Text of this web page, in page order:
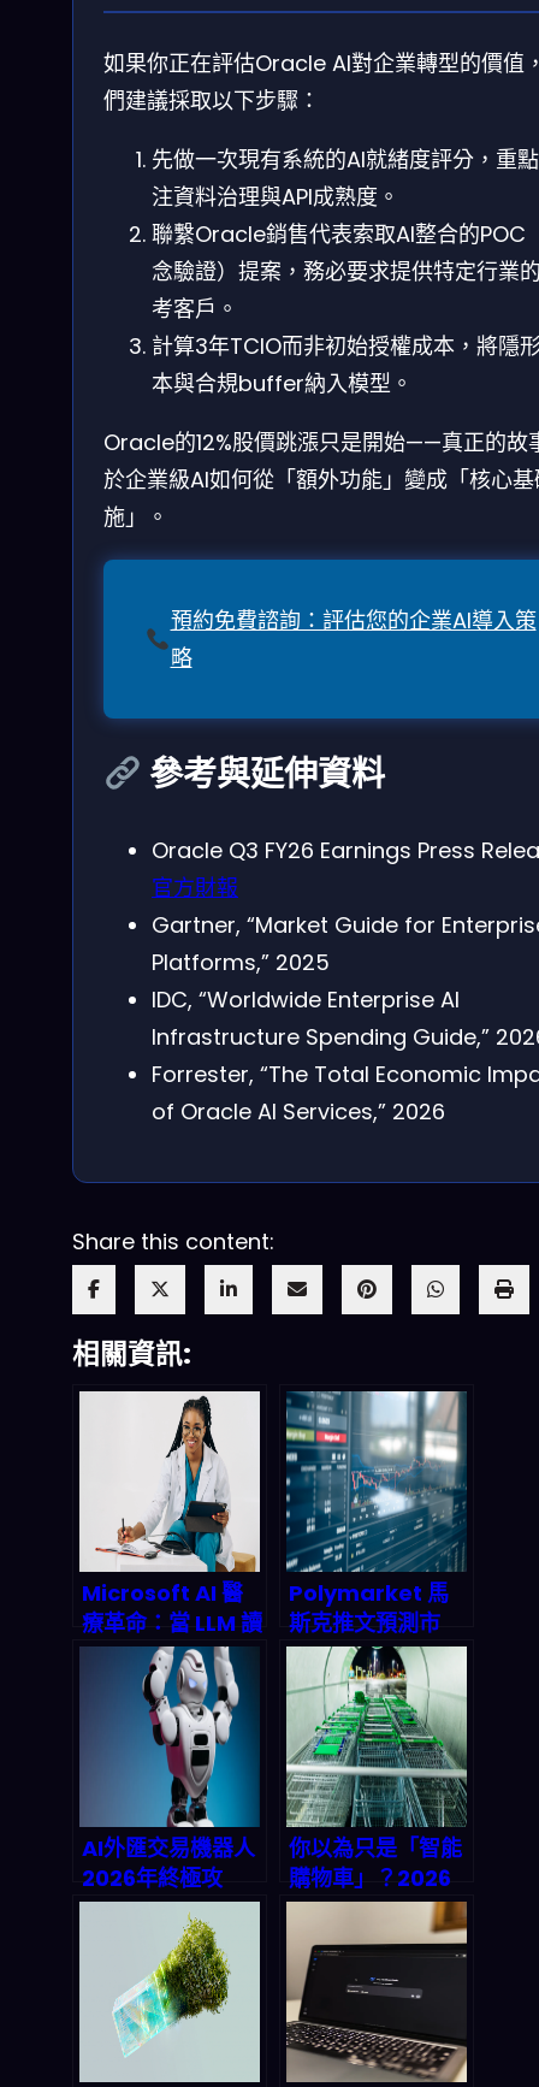
如果你正在評估Oracle AI對企業轉型的價值
們建議採取以下步驟：
先做一次現有系統的AI就緒度評分，重
注資料治理與API成熟度。
聯繫Oracle銷售代表索取AI整合的POC
念驗證）提案，務必要求提供特定行業
考客戶。
計算3年TCIO而非初始授權成本，將隱
本與合規buffer納入模型。
Oracle的12%股價跳漲只是開始——真正的故
於企業級AI如何從「額外功能」變成「核心
施」。
預約免費諮詢：評估您的企業AI導入策
略
參考與延伸資料
Oracle Q3 FY26 Earnings Press
官方財報
Gartner, “Market Guide for
Platforms,” 2025
IDC, “Worldwide Enterprise AI
Infrastructure Spending Guide,”
Forrester, “The Total Economic
of Oracle AI Services,” 2026
Share this content:
相關資訊:
Microsoft AI 醫
療革命：當 LLM 讀
懂病歷，醫師赋归
Polymarket 馬
斯克推文預測市
場：2026 年加密
賭博新戦略全解析
AI外匯交易機器人
2026年終極攻
略：從技術指標到
深度學習的進化實
你以為只是「智能
購物車」？2026
起 Cust2Mate 這
套 IoT+AI 系統正
在把線下零售變成
可追蹤、可預測的
成交流程